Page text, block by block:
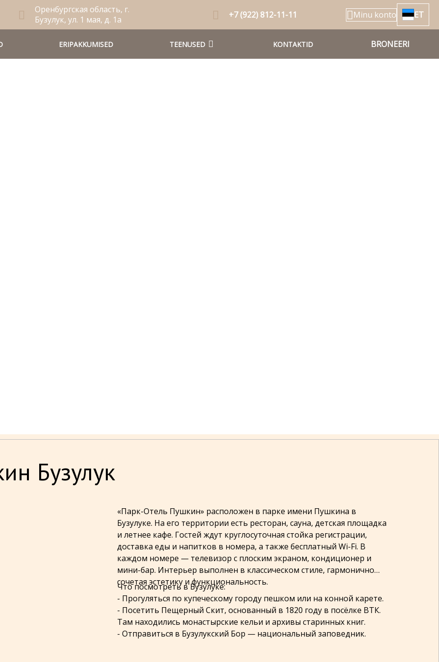
Оренбургская область, г.
Бузулук, ул. 1 мая, д. 1а
+7 (922) 812-11-11 Minu konto ET
ERIPAKKUMISED TEENUSED KONTAKTID BRONEERI
Бузулук
«Парк-Отель Пушкин» расположен в парке имени Пушкина в
Бузулуке. На его территории есть ресторан, сауна, детская площадка
и летнее кафе. Гостей ждут круглосуточная стойка регистрации,
доставка еды и напитков в номера, а также бесплатный Wi-Fi. В
каждом номере — телевизор с плоским экраном, кондиционер и
мини-бар. Интерьер выполнен в классическом стиле, гармонично
сочетая эстетику и функциональность.
Что посмотреть в Бузулуке:
- Прогуляться по купеческому городу пешком или на конной карете.
- Посетить Пещерный Скит, основанный в 1820 году в посёлке ВТК.
Там находились монастырские кельи и архивы старинных книг.
- Отправиться в Бузулукский Бор — национальный заповедник.